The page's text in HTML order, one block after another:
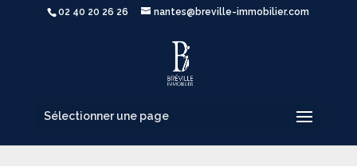
02 40 20 26 26 nantes@breville-immobilier.com
Sélectionner une page